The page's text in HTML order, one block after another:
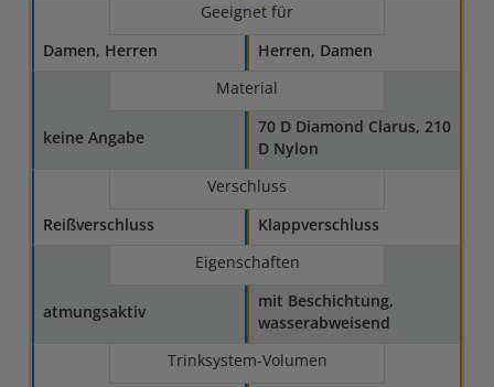
Geeignet für
Damen, Herren
Herren, Damen
Material
keine Angabe
70 D Diamond Clarus, 210
D Nylon
Verschluss
Reißverschluss
Klappverschluss
Eigenschaften
atmungsaktiv
mit Beschichtung,
wasserabweisend
Trinksystem-Volumen